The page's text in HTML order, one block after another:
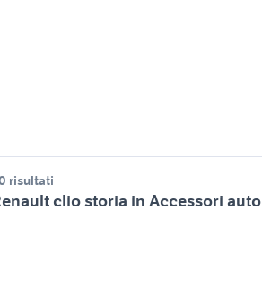
risultati
clio storia in Accessori auto